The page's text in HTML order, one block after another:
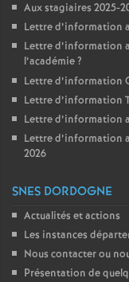
Aux stagiaires 2025-
Lettre d’information
Lettre d’information
l’académie?
Lettre d’information
Lettre d’information
Lettre d’information
Lettre d’information
2026
SNES DORDOGNE
Actualités et actions
Les instances
Nous contacter ou
Présentation de